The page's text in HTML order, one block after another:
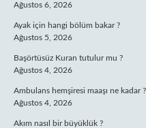
Ağustos 6, 2026
Ayak için hangi bölüm bakar ?
Ağustos 5, 2026
Başörtüsüz Kuran tutulur mu ?
Ağustos 4, 2026
Ambulans hemşiresi maaşı ne kadar ?
Ağustos 4, 2026
Akım nasıl bir büyüklük ?